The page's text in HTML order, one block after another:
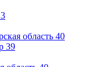
3
область 40
39